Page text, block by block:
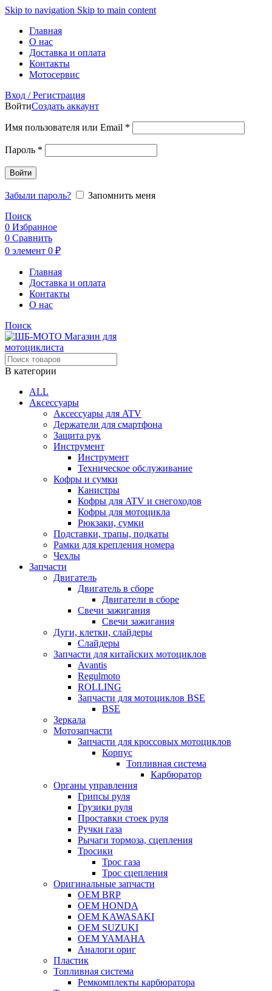
Skip to navigation Skip to main content
Главная
О нас
Доставка и оплата
Контакты
Мотосервис
Вход / Регистрация
ВойтиСоздать аккаунт
Имя пользователя или Email *
Пароль *
Войти
Забыли пароль?
Запомнить меня
Поиск
0 Избранное
0 Сравнить
0 элемент 0 ₽
Главная
Доставка и оплата
Контакты
О нас
Поиск
В категории
ALL
Аксессуары
Аксессуары для ATV
Держатели для смартфона
Защита рук
Инструмент
Инструмент
Техническое обслуживание
Кофры и сумки
Канистры
Кофры для ATV и снегоходов
Кофры для мотоцикла
Рюкзаки, сумки
Подставки, трапы, подкаты
Рамки для крепления номера
Чехлы
Запчасти
Двигатель
Двигатель в сборе
Двигатели в сборе
Свечи зажигания
Свечи зажигания
Дуги, клетки, слайдеры
Слайдеры
Запчасти для китайских мотоциклов
Avantis
Regulmoto
ROLLING
Запчасти для мотоциклов BSE
BSE
Зеркала
Мотозапчасти
Запчасти для кроссовых мотоциклов
Корпус
Топливная система
Карбюратор
Органы управления
Грипсы руля
Грузики руля
Проставки стоек руля
Ручки газа
Рычаги тормоза, сцепления
Тросики
Трос газа
Трос сцепления
Оригинальные запчасти
OEM BRP
OEM HONDA
OEM KAWASAKI
OEM SUZUKI
OEM YAMAHA
Аналоги ориг
Пластик
Топливная система
Ремкомплекты карбюратора